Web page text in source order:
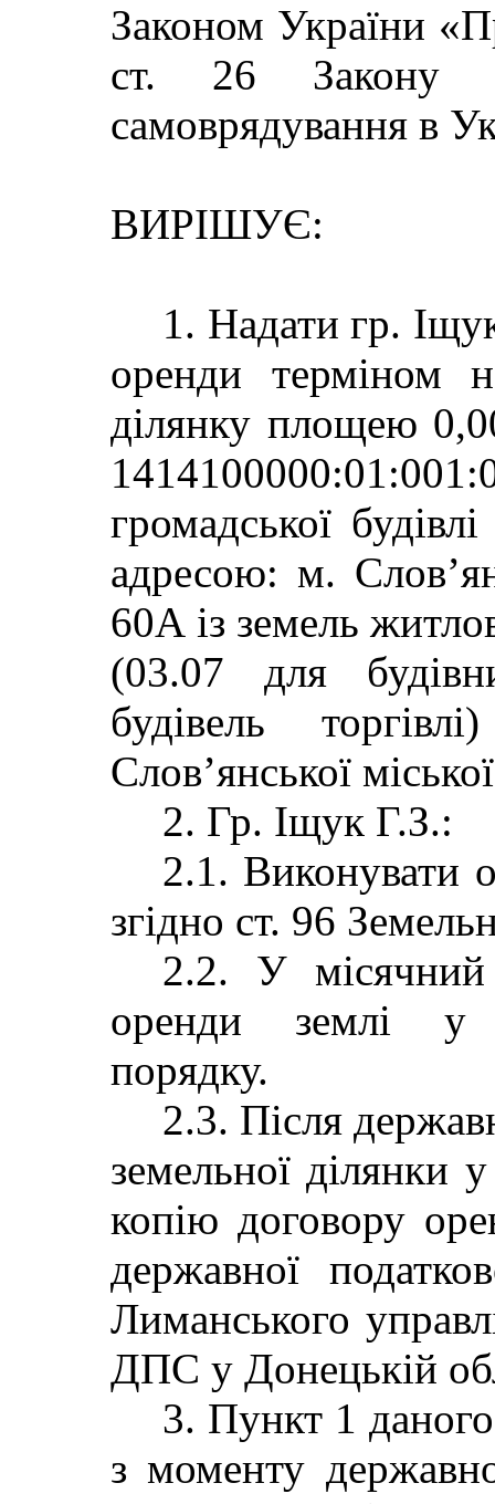
Законом України
ст. 26 Закону
самоврядування в
ВИРІШУЄ:
1. Надати гр.
оренди терміном
ділянку площею
громадської
адресою: м.
60А із земель
(03.07 для
будівель
Слов’янської
2. Гр. Іщук Г.З.:
2.1. Виконувати
згідно ст. 96
2.2. У місячний
оренди землі у
порядку.
2.3. Після
земельної ділянки
копію договору
державної
Лиманського
ДПС у Донецькій
3. Пункт 1
з моменту